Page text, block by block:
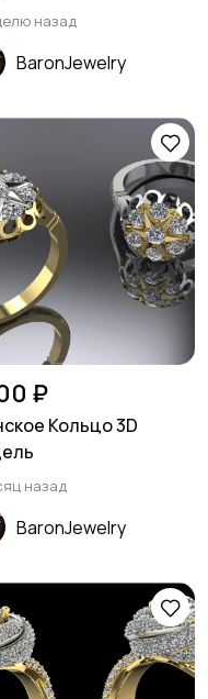
назад
BaronJewelry
₽
Кольцо 3D
назад
BaronJewelry